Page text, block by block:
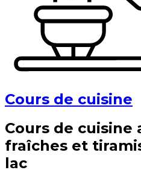
Cours de cuisine
Cours de cuisine
fraîches et
lac